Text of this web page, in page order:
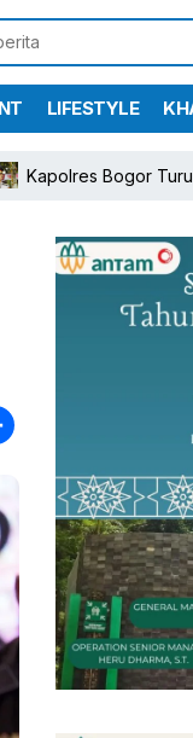
LIFESTYLE
Bogor Turunkan